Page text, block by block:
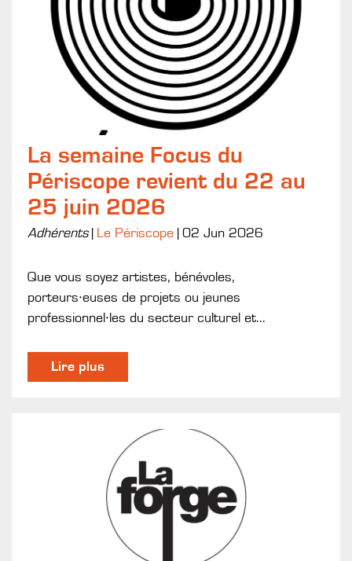
La semaine Focus du
Périscope revient du 22 au
25 juin 2026
Adhérents Le Périscope 02 Jun 2026
Que vous soyez artistes, bénévoles,
porteurs·euses de projets ou jeunes
professionnel·les du secteur culturel et...
Lire plus